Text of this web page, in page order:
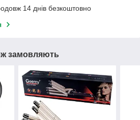
14 днів безкоштовно
замовляють